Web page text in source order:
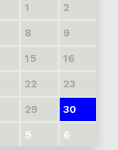
1
2
8
9
15
16
22
23
29
30
5 6